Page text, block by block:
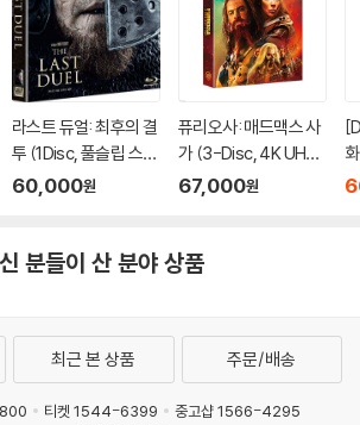
라스트 듀얼: 최후의 결
투 (1Disc, 풀슬립 스틸
북) : 블루레이
60,000원
퓨리오사: 매드맥스 사
가 (3-Disc, 4K UHD
+ BD + 블랙&크롬 BD
이
67,000원
(
분들이 산 분야 상품
최근 본 상품 주문/배송
티켓 1544-6399
중고샵 1566-4295